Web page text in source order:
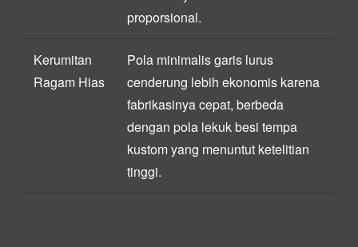
proporsional.
Kerumitan
Ragam Hias
Pola minimalis garis lurus
cenderung lebih ekonomis karena
fabrikasinya cepat, berbeda
dengan pola lekuk besi tempa
kustom yang menuntut ketelitian
tinggi.